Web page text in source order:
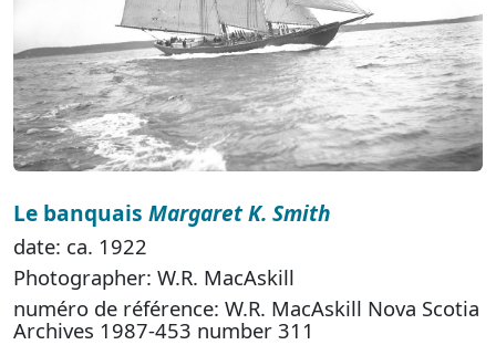
Le banquais Margaret K. Smith
date: ca. 1922
Photographer: W.R. MacAskill
numéro de référence: W.R. MacAskill Nova Scotia
Archives 1987-453 number 311